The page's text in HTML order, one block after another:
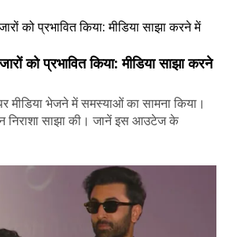
को प्रभावित किया: मीडिया साझा करने
मीडिया भेजने में समस्याओं का सामना किया।
निराशा साझा की। जानें इस आउटेज के